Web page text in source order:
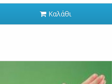
Καλάθι